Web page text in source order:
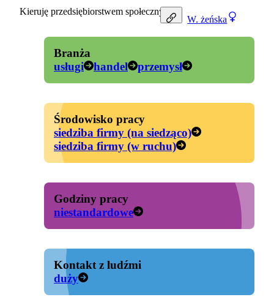
W. żeńska
Kieruję przedsiębiorstwem społecznym.
Branża
usługi
handel przemysł
Środowisko pracy
siedziba firmy (na siedząco)
siedziba firmy (w ruchu)
Godziny pracy
niestandardowe
Kontakt z ludźmi
duży